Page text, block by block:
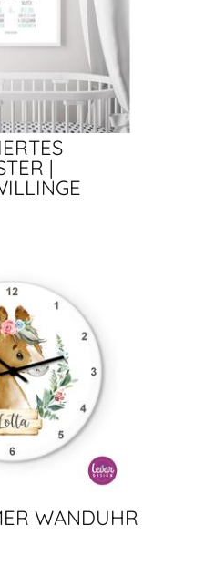
|
WANDUHR